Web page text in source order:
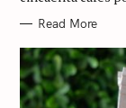
Read More